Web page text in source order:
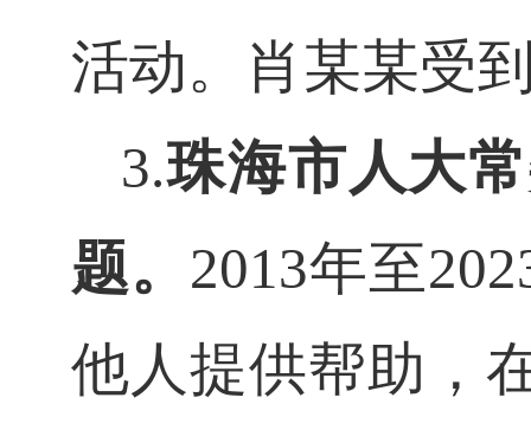
活动。肖某某受
3.珠海市人大
题。 2013年至
他人提供帮助，